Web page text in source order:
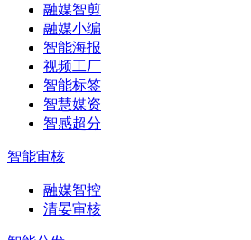
融媒智剪
融媒小编
智能海报
视频工厂
智能标签
智慧媒资
智感超分
智能审核
融媒智控
清晏审核